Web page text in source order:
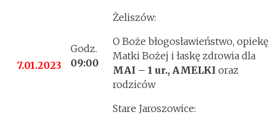
7.01.2023
Godz.
09:00
Żeliszów:
O Boże błogosławieństwo, opiekę
Matki Bożej i łaskę zdrowia dla
MAI – 1 ur., AMELKI oraz
rodziców
Stare Jaroszowice: